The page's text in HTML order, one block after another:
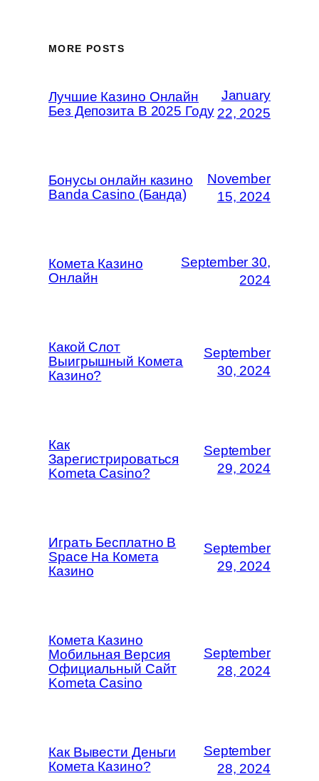
MORE POSTS
Лучшие Казино Онлайн
Без Депозита В 2025 Году
January
22, 2025
Бонусы онлайн казино
Banda Casino (Банда)
November
15, 2024
Комета Казино
Онлайн
September 30,
2024
Какой Слот
Выигрышный Комета
Казино?
September
30, 2024
Как
Зарегистрироваться
Kometa Casino?
September
29, 2024
Играть Бесплатно В
Space На Комета
Казино
September
29, 2024
Комета Казино
Мобильная Версия
Официальный Сайт
Kometa Casino
September
28, 2024
Как Вывести Деньги
Комета Казино?
September
28, 2024